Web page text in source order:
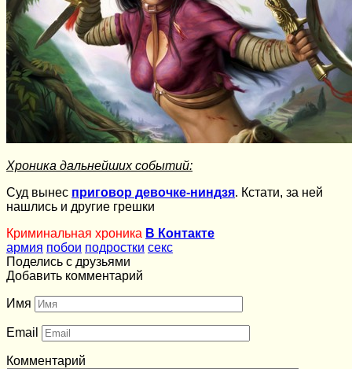
Хроника дальнейших событий:
Суд вынес приговор девочке-ниндзя. Кстати, за ней
нашлись и другие грешки
Криминальная хроника В Контакте
армия побои подростки секс
Поделись с друзьями
Добавить комментарий
Имя
Email
Комментарий